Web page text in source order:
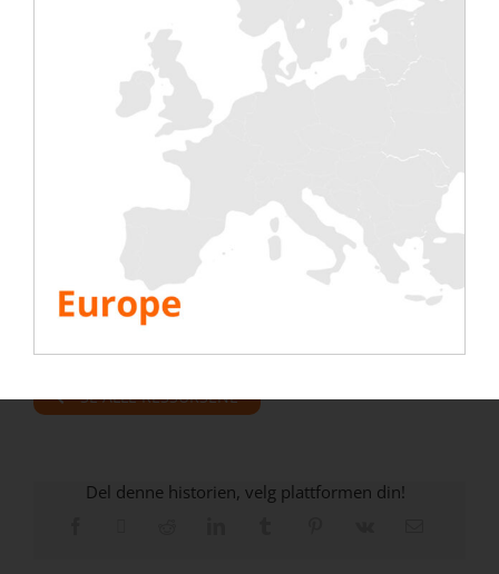
teknikken med frikjøling, en prosess som
bruker uteluft til å kjøle ned serverne, og
dermed reduserer Datasenterets
energiforbruk betydelig. Et avgjørende
poeng fordi, som Emmanuel Bour,
prosjektleder hos Rentaload, minner oss
om, «et datasenter er et troll av
energiforbruk, klimaanlegg og servere
alene representerer 75% av
strømforbruket. Dette er grunnen til at det
er viktig å regelmessig teste funksjonen
deres ved å bruke en testbenk…»
SE ALLE RESSURSENE
Del denne historien, velg plattformen din!